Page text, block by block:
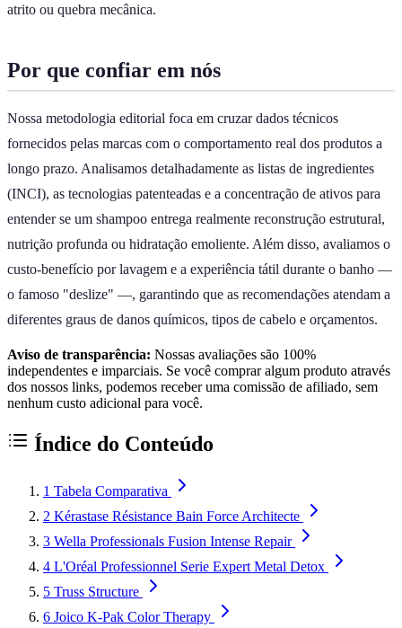
atrito ou quebra mecânica.
Por que confiar em nós
Nossa metodologia editorial foca em cruzar dados técnicos
fornecidos pelas marcas com o comportamento real dos produtos a
longo prazo. Analisamos detalhadamente as listas de ingredientes
(INCI), as tecnologias patenteadas e a concentração de ativos para
entender se um shampoo entrega realmente reconstrução estrutural,
nutrição profunda ou hidratação emoliente. Além disso, avaliamos o
custo-benefício por lavagem e a experiência tátil durante o banho —
o famoso "deslize" —, garantindo que as recomendações atendam a
diferentes graus de danos químicos, tipos de cabelo e orçamentos.
Aviso de transparência: Nossas avaliações são 100%
independentes e imparciais. Se você comprar algum produto através
dos nossos links, podemos receber uma comissão de afiliado, sem
nenhum custo adicional para você.
Índice do Conteúdo
1 Tabela Comparativa
2 Kérastase Résistance Bain Force Architecte
3 Wella Professionals Fusion Intense Repair
4 L'Oréal Professionnel Serie Expert Metal Detox
5 Truss Structure
6 Joico K-Pak Color Therapy